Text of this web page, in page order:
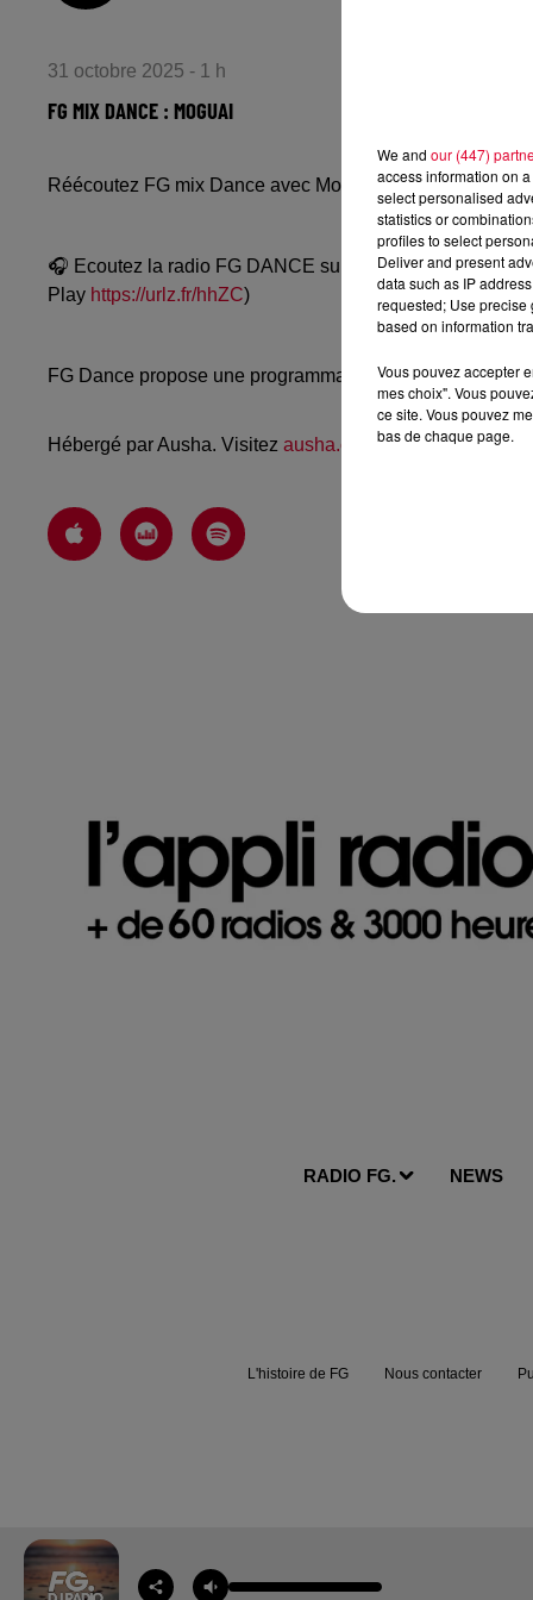
31 octobre 2025 - 1 h
FG MIX DANCE : MOGUAI
Réécoutez FG mix Dance avec Moguai du jeudi 30
🎧 Ecoutez la radio FG DANCE sur
www.radiofg.com/fg-
Play https://urlz.fr/hhZC)
FG Dance propose une programmation dance, EDM,
Hébergé par Ausha. Visitez ausha.co/politique-de-
RADIO FG. NEWS
L'histoire de FG Nous contacter
We and our (447)
access information on
select personalised
statistics or
profiles to select
Deliver and present
data such as IP
requested; Use precise
based on information
Vous pouvez accepter
mes choix". Vous
ce site. Vous pouvez
bas de chaque page.